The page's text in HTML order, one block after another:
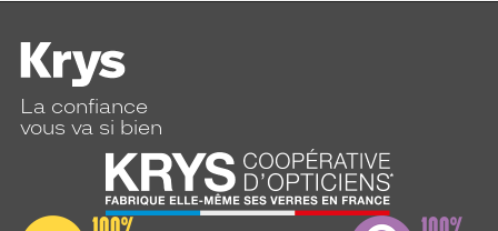
La confiance
vous va si bien